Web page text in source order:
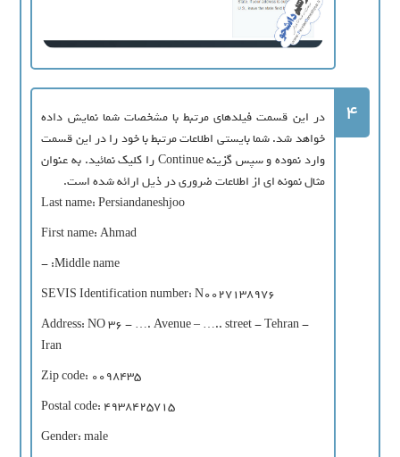
4
در این قسمت فیلدهای مرتبط با مشخصات شما نمایش داده
خواهد شد. شما بایستی اطلاعات مرتبط با خود را در این قسمت
وارد نموده و سپس گزینه Continue را کلیک نمائید. به عنوان
مثال نمونه ای از اطلاعات ضروری در ذیل ارائه شده است.
Last name: Persiandaneshjoo
First name: Ahmad
Middle name: -
SEVIS Identification number: N0027138976
Address: NO 36 - …. Avenue – ….. street - Tehran -
Iran
Zip code: 0098435
Postal code: 4938425715
Gender: male